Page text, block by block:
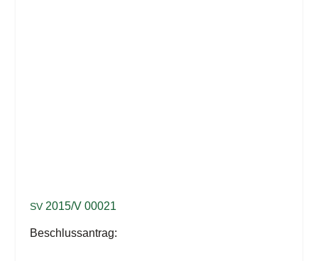
SV 2015/V 00021
Beschluss­an­trag: